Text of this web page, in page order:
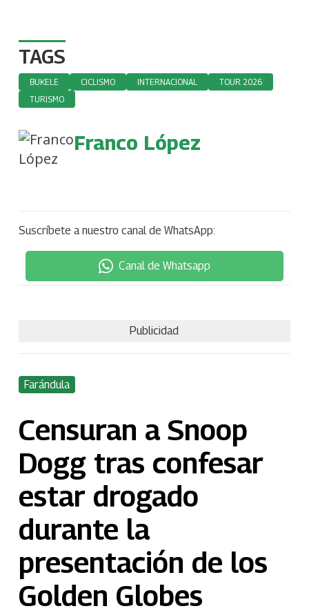
TAGS
BUKELE CICLISMO INTERNACIONAL
TOUR 2026
TURISMO
Franco López
Suscríbete a nuestro canal de WhatsApp:
Canal de Whatsapp
Publicidad
Farándula
Censuran a Snoop
Dogg tras confesar
estar drogado
durante la
presentación de los
Golden Globes